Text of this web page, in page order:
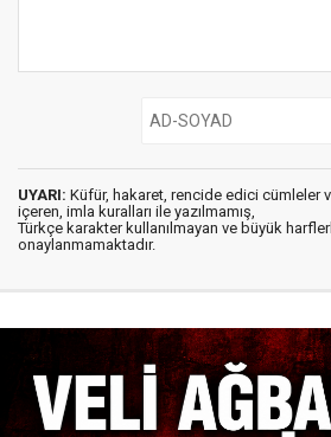
UYARI: Küfür, hakaret, rencide edici cümleler
içeren, imla kuralları ile yazılmamış,
Türkçe karakter kullanılmayan ve büyük
onaylanmamaktadır.